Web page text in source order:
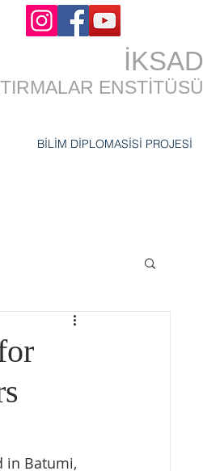
İKSAD
ENSTİTÜSÜ
BİLİM DİPLOMASİSİ PROJESİ
in Batumi,